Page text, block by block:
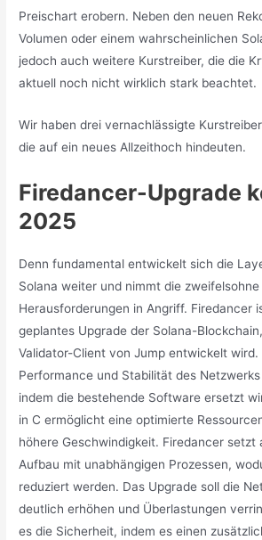
Preischart erobern. Neben den neuen
Volumen oder einem wahrscheinlichen
jedoch auch weitere Kurstreiber, die die
aktuell noch nicht wirklich stark beachtet.
Wir haben drei vernachlässigte
die auf ein neues Allzeithoch hindeuten.
Firedancer-Upgrade
2025
Denn fundamental entwickelt sich die
Solana weiter und nimmt die
Herausforderungen in Angriff. Firedancer
geplantes Upgrade der Solana-
Validator-Client von Jump entwickelt wird.
Performance und Stabilität des
indem die bestehende Software ersetzt
in C ermöglicht eine optimierte
höhere Geschwindigkeit. Firedancer setzt
Aufbau mit unabhängigen Prozessen,
reduziert werden. Das Upgrade soll die
deutlich erhöhen und Überlastungen
es die Sicherheit, indem es einen